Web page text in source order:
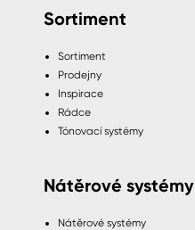
Sortiment
Sortiment
Prodejny
Inspirace
Rádce
Tónovací systémy
Nátěrové systémy
Nátěrové systémy